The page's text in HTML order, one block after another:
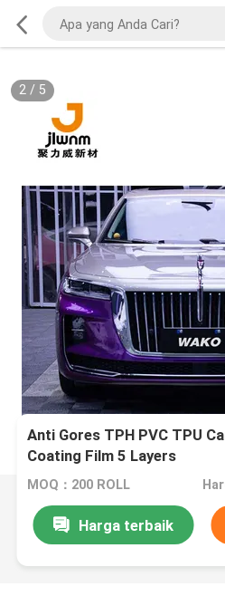
2/ 5
Anti Gores TPH PVC TPU
Coating Film 5 Layers
MOQ：200 ROLL
Harga terbaik